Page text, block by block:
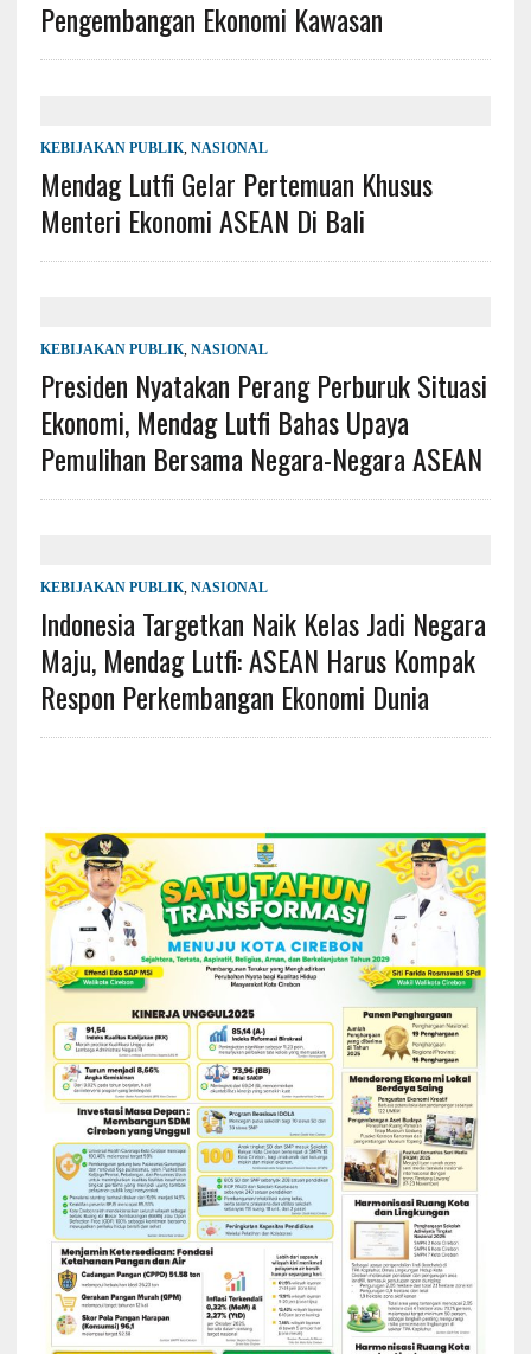
Pengembangan Ekonomi Kawasan
KEBIJAKAN PUBLIK, NASIONAL
Mendag Lutfi Gelar Pertemuan Khusus
Menteri Ekonomi ASEAN Di Bali
KEBIJAKAN PUBLIK, NASIONAL
Presiden Nyatakan Perang Perburuk Situasi
Ekonomi, Mendag Lutfi Bahas Upaya
Pemulihan Bersama Negara-Negara ASEAN
KEBIJAKAN PUBLIK, NASIONAL
Indonesia Targetkan Naik Kelas Jadi Negara
Maju, Mendag Lutfi: ASEAN Harus Kompak
Respon Perkembangan Ekonomi Dunia